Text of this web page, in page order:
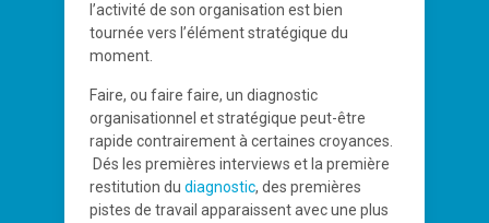
l’activité de son organisation est bien
tournée vers l’élément stratégique du
moment.
Faire, ou faire faire, un diagnostic
organisationnel et stratégique peut-être
rapide contrairement à certaines croyances.
Dés les premières interviews et la première
restitution du diagnostic, des premières
pistes de travail apparaissent avec une plus